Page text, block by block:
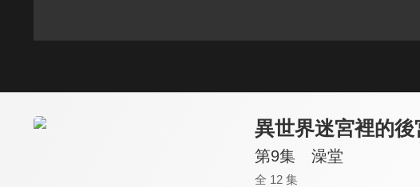
異世界迷宮裡的後
第9集 澡堂
全 12 集